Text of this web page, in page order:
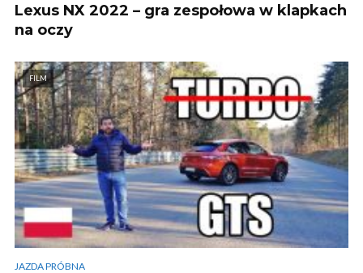
Lexus NX 2022 – gra zespołowa w klapkach
na oczy
FILM
JAZDA PRÓBNA